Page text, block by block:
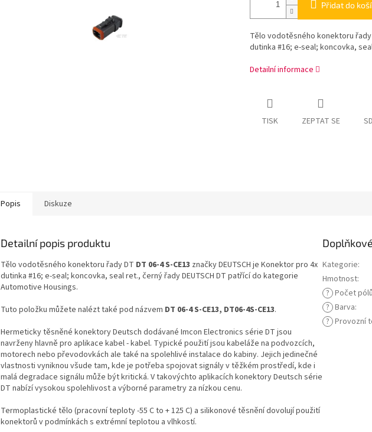
Přidat do
Tělo vodotěsného konektoru řady
dutinka #16; e-seal; koncovka,
Detailní informace
TISK ZEPTAT SE
Popis Diskuze
Detailní popis produktu
Tělo vodotěsného konektoru řady DT DT 06-4 S-CE13 značky DEUTSCH je Konektor pro 4x
dutinka #16; e-seal; koncovka, seal ret., černý řady DEUTSCH DT patřící do kategorie
Automotive Housings.
Tuto položku můžete nalézt také pod názvem DT 06-4 S-CE13, DT06-4S-CE13.
Hermeticky těsněné konektory Deutsch dodávané Imcon Electronics série DT jsou
navrženy hlavně pro aplikace kabel - kabel. Typické použití jsou kabeláže na podvozcích,
motorech nebo převodovkách ale také na spolehlivé instalace do kabiny. Jejich jedinečné
vlastnosti vyniknou všude tam, kde je potřeba spojovat signály v těžkém prostředí, kde i
malá degradace signálu může být kritická. V takovýchto aplikacích konektory Deutsch série
DT nabízí vysokou spolehlivost a výborné parametry za nízkou cenu.
Termoplastické tělo (pracovní teploty -55 C to + 125 C) a silikonové těsnění dovolují použití
konektorů v podmínkách s extrémní teplotou a vlhkostí.
Kategorie:
Hmotnost:
? Počet pólů
? Barva:
? Provozní